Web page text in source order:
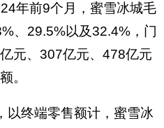
年前9个月，蜜雪冰城毛
、29.5%以及32.4%，门
元、307亿元、478亿元
。
以终端零售额计，蜜雪冰